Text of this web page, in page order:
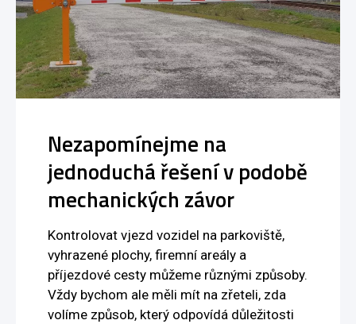
Nezapomínejme na
jednoduchá řešení v podobě
mechanických závor
Kontrolovat vjezd vozidel na parkoviště,
vyhrazené plochy, firemní areály a
příjezdové cesty můžeme různými způsoby.
Vždy bychom ale měli mít na zřeteli, zda
volíme způsob, který odpovídá důležitosti